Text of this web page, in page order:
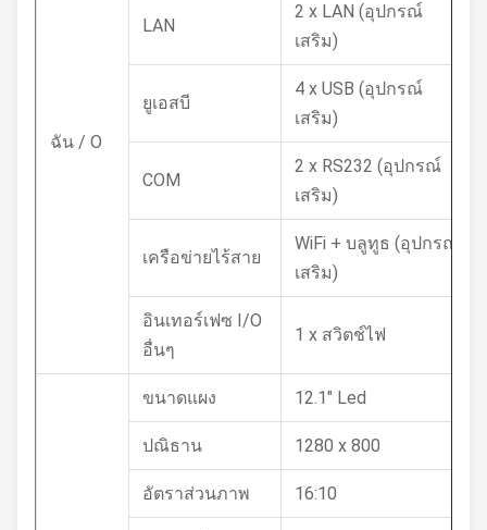
ฉัน / O
LAN
2 x LAN (อุปกรณ์
เสริม)
ยูเอสบี
4 x USB (อุปกรณ์
เสริม)
COM
2 x RS232 (อุปกรณ์
เสริม)
เครือข่ายไร้สาย
WiFi + บลูทูธ (อุปกรณ์
เสริม)
อินเทอร์เฟซ I/O
อื่นๆ
1 x สวิตช์ไฟ
ขนาดแผง 12.1" Led
ปณิธาน 1280 x 800
อัตราส่วนภาพ 16:10